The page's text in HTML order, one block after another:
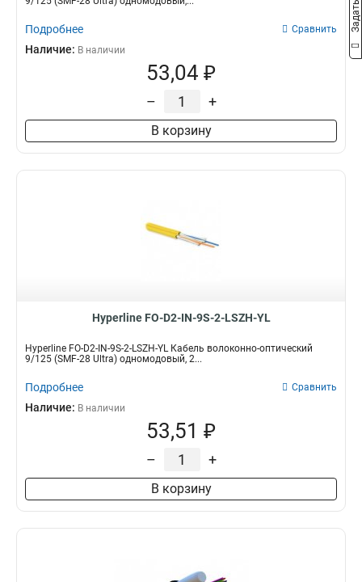
Подробнее Сравнить
Наличие: В наличии
53,04 ₽
– +
В корзину
Hyperline FO-D2-IN-9S-2-LSZH-YL
Hyperline FO-D2-IN-9S-2-LSZH-YL Кабель волоконно-оптический
9/125 (SMF-28 Ultra) одномодовый, 2...
Подробнее Сравнить
Наличие: В наличии
53,51 ₽
– +
В корзину